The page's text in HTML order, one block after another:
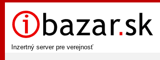
Inzertný server pre verejnosť